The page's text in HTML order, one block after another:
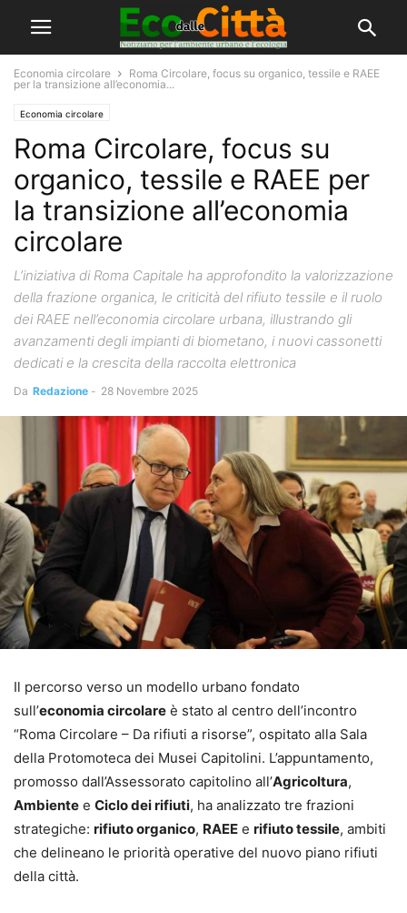
Economia circolare
Roma Circolare, focus su organico, tessile e RAEE
per la transizione all’economia...
Economia circolare
Roma Circolare, focus su
organico, tessile e RAEE per
la transizione all’economia
circolare
L’iniziativa di Roma Capitale ha approfondito la valorizzazione
della frazione organica, le criticità del rifiuto tessile e il ruolo
dei RAEE nell’economia circolare urbana, illustrando gli
avanzamenti degli impianti di biometano, i nuovi cassonetti
dedicati e la crescita della raccolta elettronica
Da Redazione - 28 Novembre 2025
Il percorso verso un modello urbano fondato
sull’economia circolare è stato al centro dell’incontro
“Roma Circolare – Da rifiuti a risorse”, ospitato alla Sala
della Protomoteca dei Musei Capitolini. L’appuntamento,
promosso dall’Assessorato capitolino all’Agricoltura,
Ambiente e Ciclo dei rifiuti, ha analizzato tre frazioni
strategiche: rifiuto organico, RAEE e rifiuto tessile, ambiti
che delineano le priorità operative del nuovo piano rifiuti
della città.